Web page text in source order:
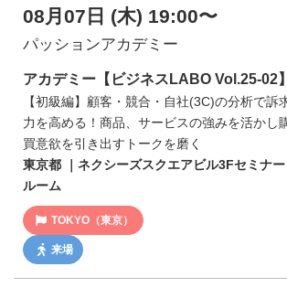
08月07日 (木) 19:00〜
パッションアカデミー
アカデミー【ビジネスLABO Vol.25-02】
【初級編】顧客・競合・自社(3C)の分析で訴
力を高める！商品、サービスの強みを活かし
買意欲を引き出すトークを磨く
東京都 ｜ネクシーズスクエアビル3Fセミナー
ルーム
TOKYO（東京）
来場